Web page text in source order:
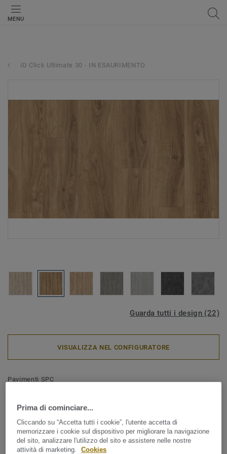
MENU
iD Click Ultimate 30 - IN ESAURIMENTO
Guarda tutti i design (22)
VISUALIZZA NEL CONFIGURATORE
Pavimenti SPC
ESAURIMENTO - Rovere
English NATURAL
Prima di cominciare...
Cliccando su “Accetta tutti i cookie”, l'utente accetta di
memorizzare i cookie sul dispositivo per migliorare la navigazione
del sito, analizzare l'utilizzo del sito e assistere nelle nostre
attività di marketing.
Cookies